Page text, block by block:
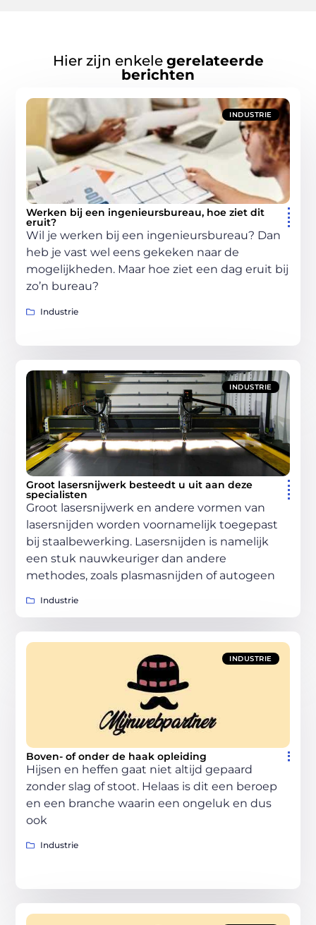
Hier zijn enkele gerelateerde
berichten
INDUSTRIE
Werken bij een ingenieursbureau, hoe ziet dit
eruit?
Wil je werken bij een ingenieursbureau? Dan
heb je vast wel eens gekeken naar de
mogelijkheden. Maar hoe ziet een dag eruit bij
zo’n bureau?
Industrie
INDUSTRIE
Groot lasersnijwerk besteedt u uit aan deze
specialisten
Groot lasersnijwerk en andere vormen van
lasersnijden worden voornamelijk toegepast
bij staalbewerking. Lasersnijden is namelijk
een stuk nauwkeuriger dan andere
methodes, zoals plasmasnijden of autogeen
Industrie
INDUSTRIE
Boven- of onder de haak opleiding
Hijsen en heffen gaat niet altijd gepaard
zonder slag of stoot. Helaas is dit een beroep
en een branche waarin een ongeluk en dus
ook
Industrie